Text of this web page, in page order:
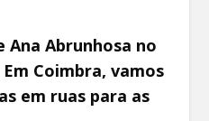
Abrunhosa no
Coimbra, vamos
em ruas para as